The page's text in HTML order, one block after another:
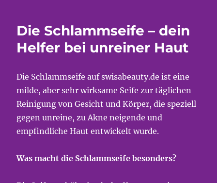
Die Schlammseife – dein
Helfer bei unreiner Haut
Die Schlammseife auf swisabeauty.de ist eine
milde, aber sehr wirksame Seife zur täglichen
Reinigung von Gesicht und Körper, die speziell
gegen unreine, zu Akne neigende und
empfindliche Haut entwickelt wurde.
Was macht die Schlammseife besonders?